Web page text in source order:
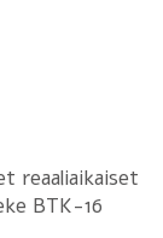
reaaliaikaiset
BTK-16